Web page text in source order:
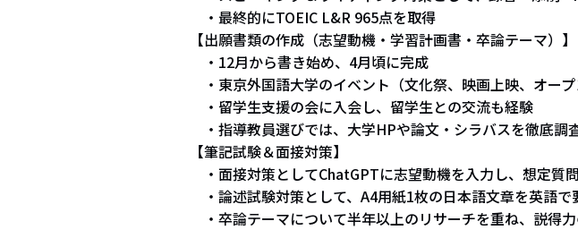
・最終的にTOEIC L&R 965点を取得
【出願書類の作成（志望動機・学習計画書・卒論テーマ）】
・12月から書き始め、4月頃に完成
・東京外国語大学のイベント（文化祭、映画上映、オー
・留学生支援の会に入会し、留学生との交流も経験
・指導教員選びでは、大学HPや論文・シラバスを徹底調
【筆記試験＆面接対策】
・面接対策としてChatGPTに志望動機を入力し、想定質
・論述試験対策として、A4用紙1枚の日本語文章を英語
・卒論テーマについて半年以上のリサーチを重ね、説得